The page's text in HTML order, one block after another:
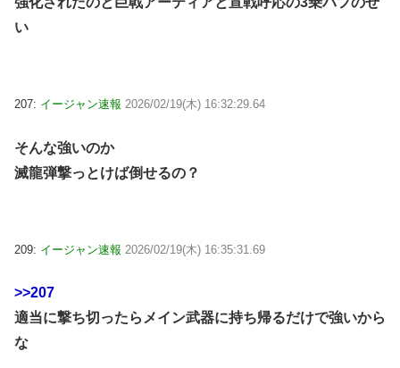
い
207: イージャン速報 2026/02/19(木) 16:32:29.64
そんな強いのか
滅龍弾撃っとけば倒せるの？
209: イージャン速報 2026/02/19(木) 16:35:31.69
>>207
適当に撃ち切ったらメイン武器に持ち帰るだけで強いから
な